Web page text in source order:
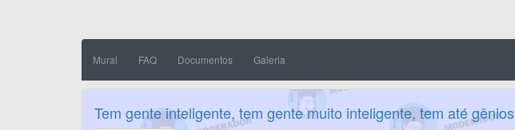
Mural FAQ Documentos Galeria
Tem gente inteligente, tem gente muito inteligente, tem até gênios